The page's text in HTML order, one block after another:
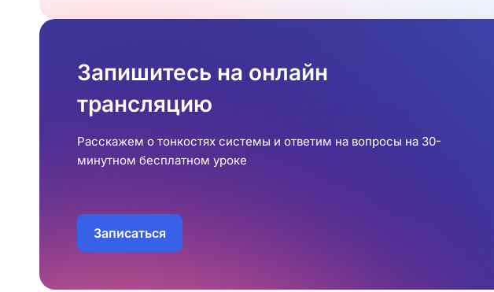
Запишитесь на онлайн
трансляцию
Расскажем о тонкостях системы и ответим на вопросы на 30-
минутном бесплатном уроке
Записаться